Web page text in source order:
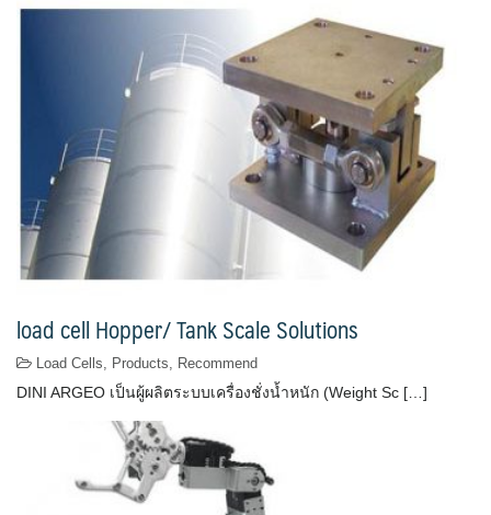
load cell Hopper/ Tank Scale Solutions
Load Cells Products Recommend
DINI ARGEO เป็นผู้ผลิตระบบเครื่องชั่งน้ำหนัก (Weight Sc […]